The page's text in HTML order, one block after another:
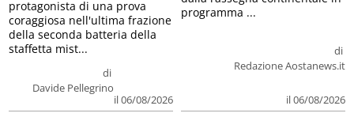
di
Davide Pellegrino
il 06/08/2026
protagonista di una prova
coraggiosa nell'ultima frazione
della seconda batteria della
staffetta mist...
di
Redazione Aostanews.it
il 06/08/2026
programma ...